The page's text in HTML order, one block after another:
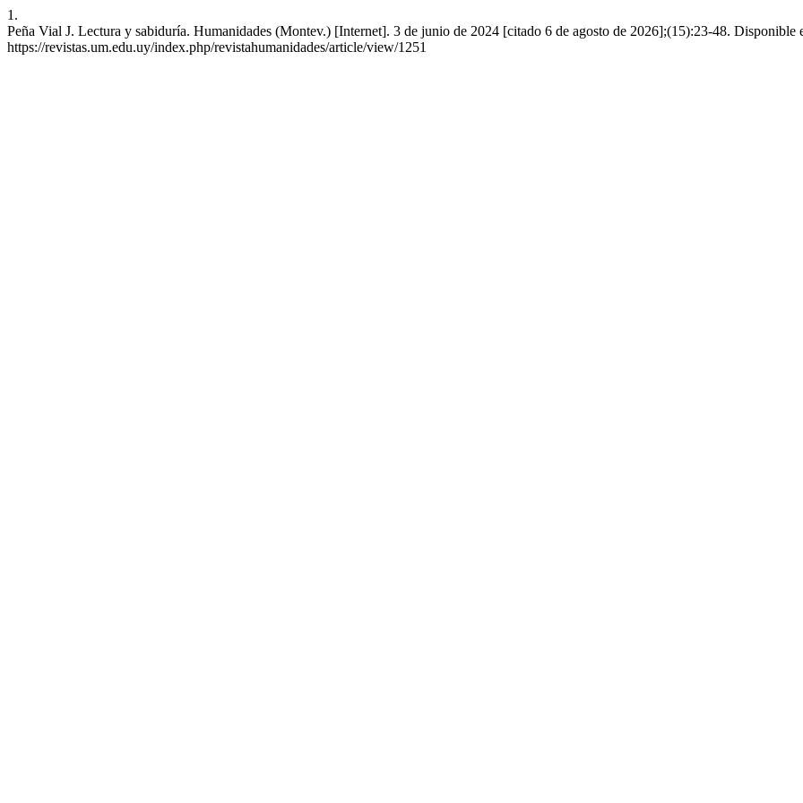
1.
Peña Vial J. Lectura y sabiduría. Humanidades (Montev.) [Internet]. 3 de junio de 2024 [citado 6 de agosto de 2026];(15):23-48. Disponible
https://revistas.um.edu.uy/index.php/revistahumanidades/article/view/1251